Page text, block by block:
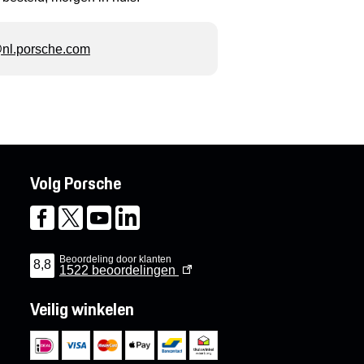
Volg Porsche
8,8 Beoordeling door klanten
1522 beoordelingen
Veilig winkelen